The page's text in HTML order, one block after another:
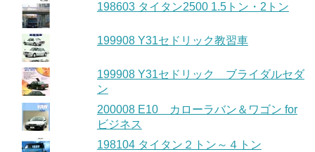
198603 タイタン2500 1.5トン・2トン
199908 Y31セドリック教習車
199908 Y31セドリック ブライダルセダ
ン
200008 E10 カローラバン＆ワゴン for
ビジネス
198104 タイタン２トン～４トン